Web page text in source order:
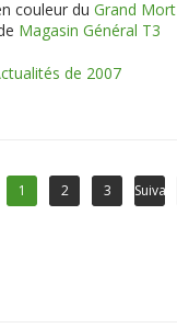
couleur du Grand Mort
Magasin Général T3
de 2007
1 2 3 Suivant